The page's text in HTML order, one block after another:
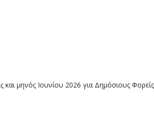
μηνός Ιουνίου 2026 για Δημόσιους Φορείς